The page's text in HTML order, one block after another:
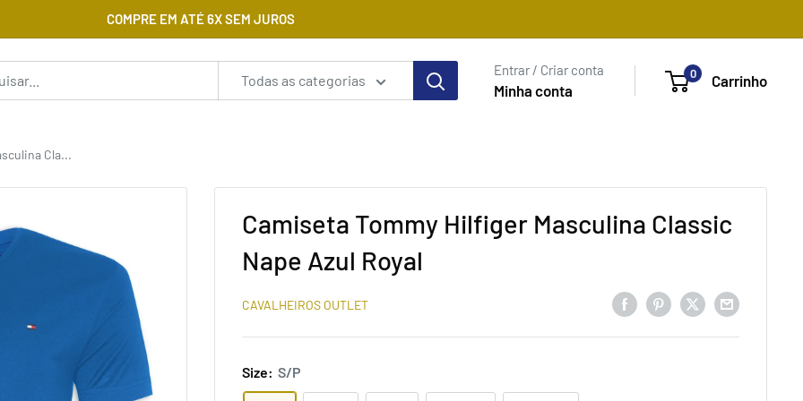
COMPRE EM ATÉ 6X SEM JUROS
Todas as categorias
Entrar / Criar conta
Minha conta
0 Carrinho
Cla...
Camiseta Tommy Hilfiger Masculina Classic
Nape Azul Royal
CAVALHEIROS OUTLET
Size: S/P